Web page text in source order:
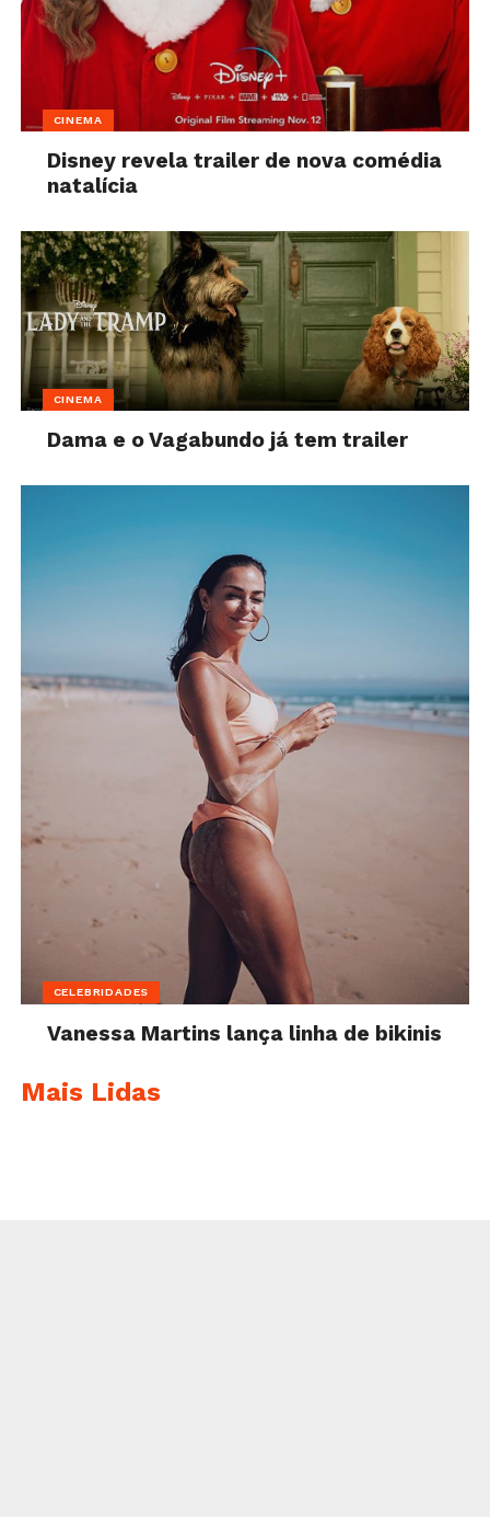
CINEMA
Disney revela trailer de nova comédia
natalícia
CINEMA
Dama e o Vagabundo já tem trailer
CELEBRIDADES
Vanessa Martins lança linha de bikinis
Mais Lidas